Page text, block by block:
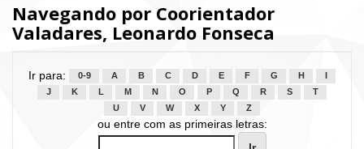
Navegando por Coorientador
Valadares, Leonardo Fonseca
Ir para: 0-9 A B C D E F G H
J
K L M N O P Q R S
T
U
V W X Y Z
ou entre com as primeiras letras: